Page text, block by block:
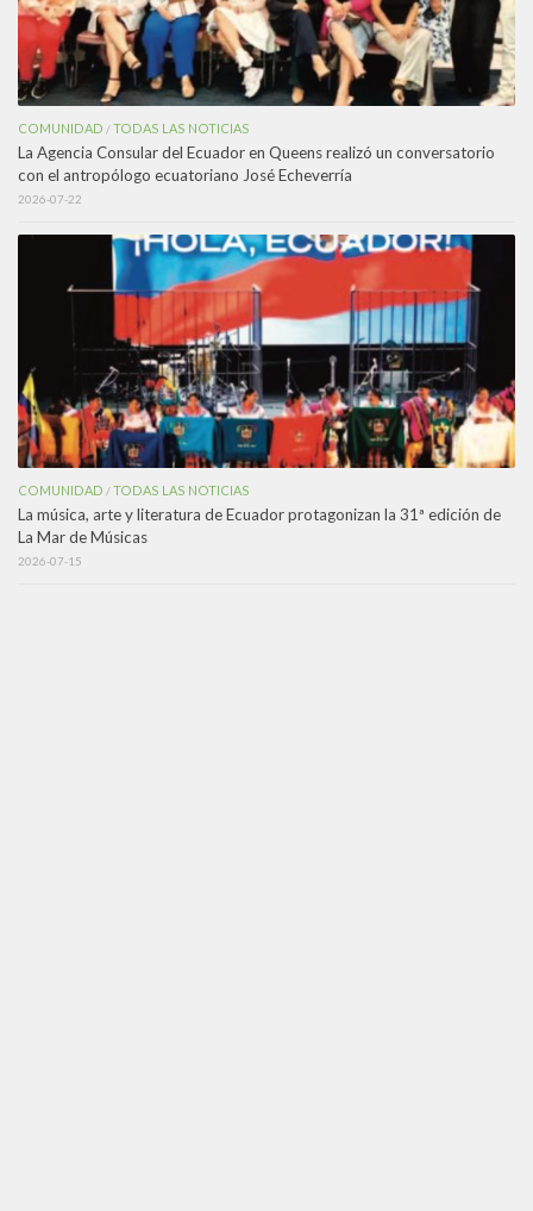
COMUNIDAD /TODAS LAS NOTICIAS
La Agencia Consular del Ecuador en Queens realizó un conversatorio
con el antropólogo ecuatoriano José Echeverría
2026-07-22
COMUNIDAD /TODAS LAS NOTICIAS
La música, arte y literatura de Ecuador protagonizan la 31ª edición de
La Mar de Músicas
2026-07-15